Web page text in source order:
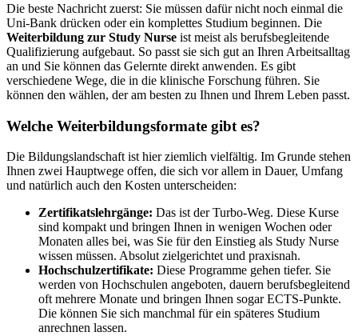
Die beste Nachricht zuerst: Sie müssen dafür nicht noch einmal die
Uni-Bank drücken oder ein komplettes Studium beginnen. Die
Weiterbildung zur Study Nurse ist meist als berufsbegleitende
Qualifizierung aufgebaut. So passt sie sich gut an Ihren Arbeitsalltag
an und Sie können das Gelernte direkt anwenden. Es gibt
verschiedene Wege, die in die klinische Forschung führen. Sie
können den wählen, der am besten zu Ihnen und Ihrem Leben passt.
Welche Weiterbildungsformate gibt es?
Die Bildungslandschaft ist hier ziemlich vielfältig. Im Grunde stehen
Ihnen zwei Hauptwege offen, die sich vor allem in Dauer, Umfang
und natürlich auch den Kosten unterscheiden:
Zertifikatslehrgänge: Das ist der Turbo-Weg. Diese Kurse
sind kompakt und bringen Ihnen in wenigen Wochen oder
Monaten alles bei, was Sie für den Einstieg als Study Nurse
wissen müssen. Absolut zielgerichtet und praxisnah.
Hochschulzertifikate: Diese Programme gehen tiefer. Sie
werden von Hochschulen angeboten, dauern berufsbegleitend
oft mehrere Monate und bringen Ihnen sogar ECTS-Punkte.
Die können Sie sich manchmal für ein späteres Studium
anrechnen lassen.